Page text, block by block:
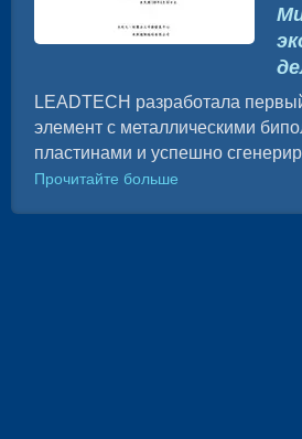
LEADTECH разработала
элемент с металлическими
пластинами и успешно
Прочитайте больше